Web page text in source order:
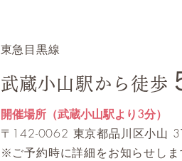
​東急目黒線
武蔵小山駅から徒歩
開催場所（武蔵小山駅より3分）
〒142-0062 東京都品川区小山 3
※ご予約時に詳細をお知らせしま